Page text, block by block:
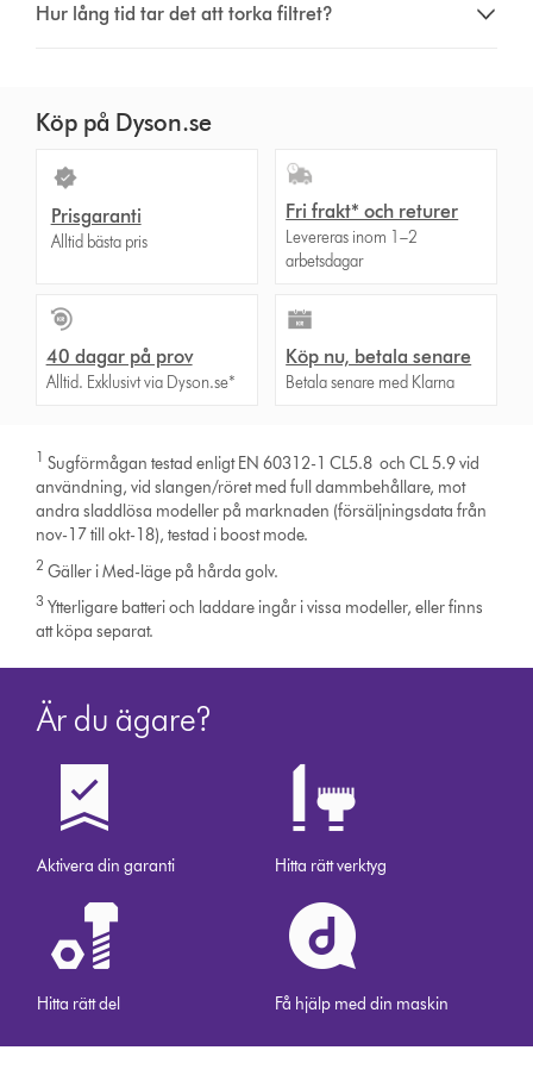
Hur lång tid tar det att torka filtret?
Köp på Dyson.se
Prisgaranti
Alltid bästa pris
Fri frakt* och returer
Levereras inom 1–2
arbetsdagar
40 dagar på prov
Alltid. Exklusivt via Dyson.se*
Köp nu, betala senare
Betala senare med Klarna
1 Sugförmågan testad enligt EN 60312-1 CL5.8 och CL 5.9 vid
användning, vid slangen/röret med full dammbehållare, mot
andra sladdlösa modeller på marknaden (försäljningsdata från
nov-17 till okt-18), testad i boost mode.
2 Gäller i Med-läge på hårda golv.
3 Ytterligare batteri och laddare ingår i vissa modeller, eller finns
att köpa separat.
Är du ägare?
Aktivera din garanti Hitta rätt verktyg
Hitta rätt del Få hjälp med din maskin